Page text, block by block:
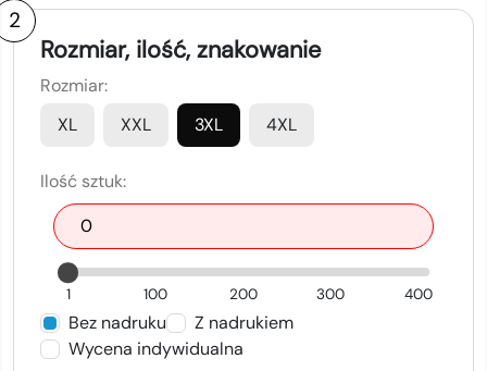
2
Rozmiar, ilość, znakowanie
Rozmiar:
XL
XXL 3XL 4XL
Ilość sztuk:
1 100 200 300 400
Bez nadruku
Z nadrukiem
Wycena indywidualna